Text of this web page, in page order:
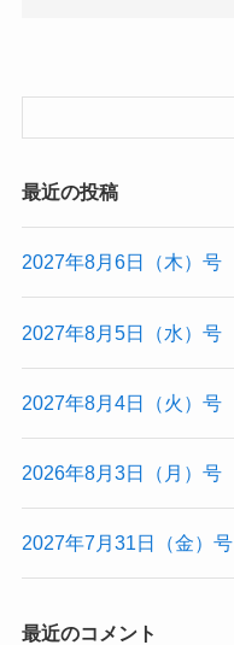
最近の投稿
2027年8月6日（木）号
2027年8月5日（水）号
2027年8月4日（火）号
2026年8月3日（月）号
2027年7月31日（金）号
最近のコメント